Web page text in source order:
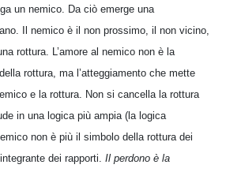
un nemico. Da ciò emerge una
Il nemico è il non prossimo, il non vicino,
rottura. L’amore al nemico non è la
rottura, ma l’atteggiamento che mette
e la rottura. Non si cancella la rottura
in una logica più ampia (la logica
non è più il simbolo della rottura dei
dei rapporti. Il perdono è la